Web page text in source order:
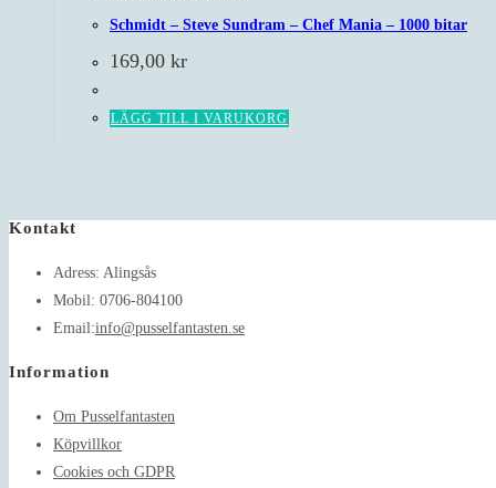
Schmidt – Steve Sundram – Chef Mania – 1000 bitar
169,00 kr
LÄGG TILL I VARUKORG
Kontakt
Adress: Alingsås
Mobil: 0706-804100
Email:info@pusselfantasten.seOpens
Information
Om Pusselfantasten
Köpvillkor
Cookies och GDPR